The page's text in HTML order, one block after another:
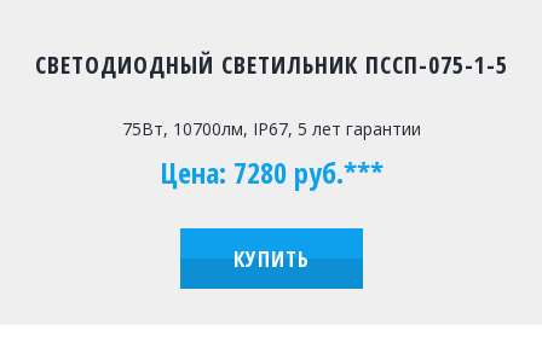
СВЕТОДИОДНЫЙ СВЕТИЛЬНИК ПССП-075-1-5
75Вт, 10700лм, IP67, 5 лет гарантии
Цена: 7280 руб.***
КУПИТЬ